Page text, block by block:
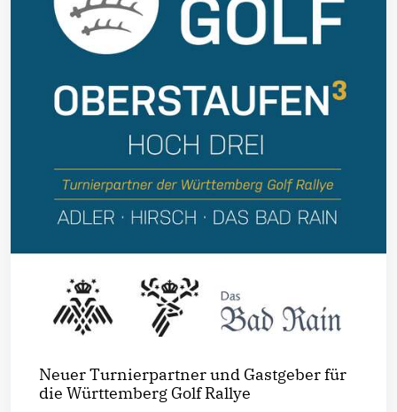
Neuer Turnierpartner und Gastgeber für
die Württemberg Golf Rallye